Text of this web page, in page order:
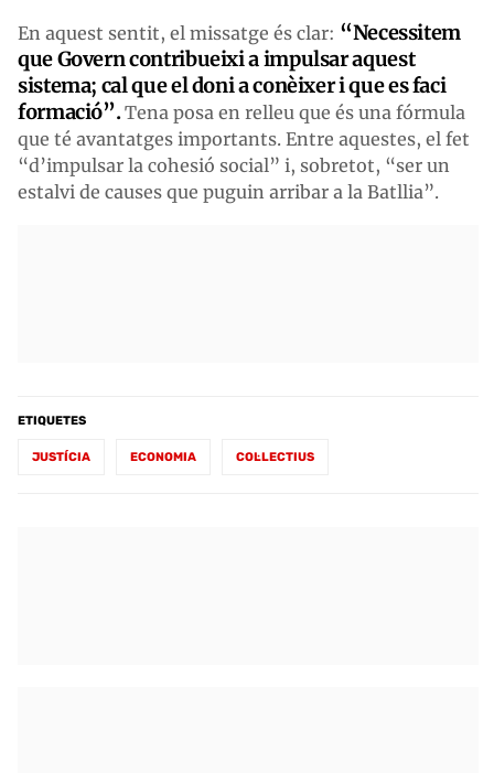
En aquest sentit, el missatge és clar: “Necessitem
que Govern contribueixi a impulsar aquest
sistema; cal que el doni a conèixer i que es faci
formació”.Tena posa en relleu que és una fórmula
que té avantatges importants. Entre aquestes, el fet
“d’impulsar la cohesió social” i, sobretot, “ser un
estalvi de causes que puguin arribar a la Batllia”.
ETIQUETES
JUSTÍCIA ECONOMIA COL·LECTIUS